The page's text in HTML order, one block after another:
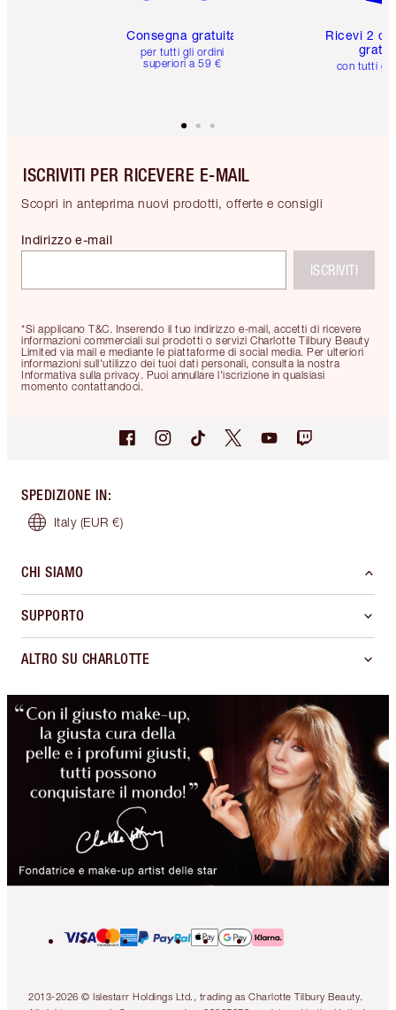
Consegna gratuita
per tutti gli ordini
superiori a 59 €
Ricevi 2
con tutti gli
ISCRIVITI PER RICEVERE E-MAIL
Scopri in anteprima nuovi prodotti, offerte e consigli
*Si applicano T&C. Inserendo il tuo indirizzo e-mail, accetti di ricevere
informazioni commerciali sui prodotti o servizi Charlotte Tilbury Beauty
Limited via mail e mediante le piattaforme di social media. Per ulteriori
informazioni sull'utilizzo dei tuoi dati personali, consulta la nostra
Informativa sulla privacy. Puoi annullare l'iscrizione in qualsiasi
momento contattandoci.
Indirizzo e-mail
ISCRIVITI
SPEDIZIONE IN:
Italy (EUR €)
CHI SIAMO
SUPPORTO
ALTRO SU CHARLOTTE
2013-2026 © Islestarr Holdings Ltd., trading as Charlotte Tilbury Beauty.